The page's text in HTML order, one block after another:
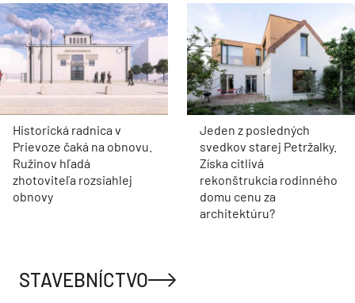
Historická radnica v
Prievoze čaká na obnovu.
Ružinov hľadá
zhotoviteľa rozsiahlej
obnovy
Jeden z posledných
svedkov starej Petržalky.
Získa citlivá
rekonštrukcia rodinného
domu cenu za
architektúru?
STAVEBNÍCTVO